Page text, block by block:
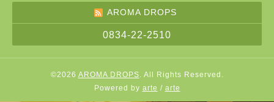
AROMA DROPS
0834-22-2510
©2026 AROMA DROPS. All Rights Reserved.
Powered by arte / arte